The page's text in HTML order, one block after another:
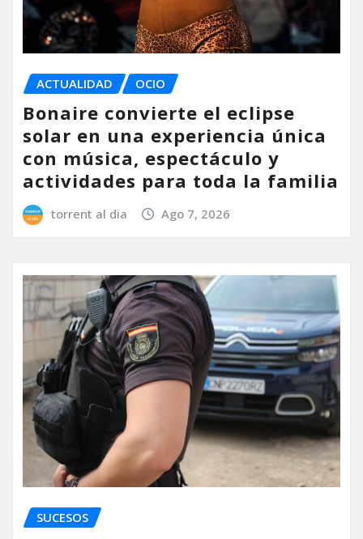
ACTUALIDAD OCIO
Bonaire convierte el eclipse
solar en una experiencia única
con música, espectáculo y
actividades para toda la familia
torrent al dia Ago 7, 2026
SUCESOS